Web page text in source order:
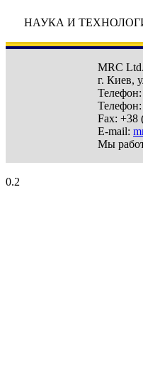
НАУКА И
MRC Ltd.
г. Киев,
Телефон:
Телефон:
Fax: +38
E-mail:
Мы
0.2